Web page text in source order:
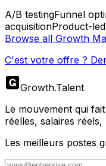
A/B testingFunnel
acquisitionProduct-
Browse all Growth
C'est votre offre ?
Growth.Talent
Le mouvement qui
réelles, salaires
Les meilleurs postes